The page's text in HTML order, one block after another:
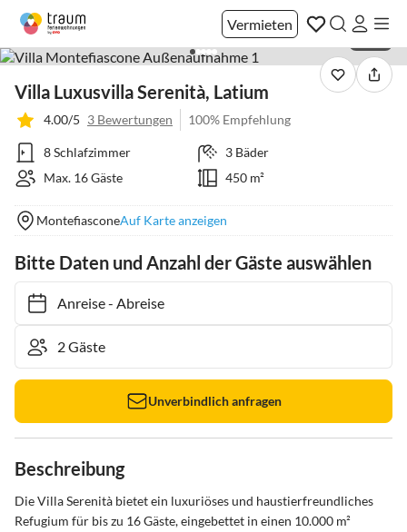
Vermieten
Villa Luxusvilla Serenità, Latium
4.00/5 3 Bewertungen 100% Empfehlung
8 Schlafzimmer
3 Bäder
Max. 16 Gäste
450 m²
MontefiasconeAuf Karte anzeigen
Bitte Daten und Anzahl der Gäste auswählen
Anreise- Abreise
Unverbindlich anfragen
Beschreibung
Die Villa Serenità bietet ein luxuriöses und haustierfreundliches
Refugium für bis zu 16 Gäste, eingebettet in einen 10.000 m²